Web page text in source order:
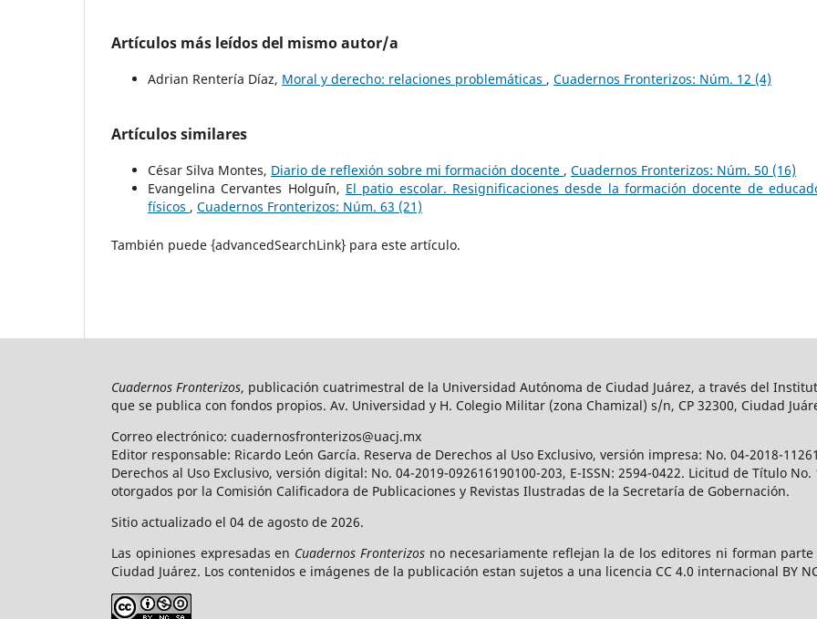
Artículos más leídos del mismo autor/a
Adrian Rentería Díaz, Moral y derecho: relaciones problemáticas , Cuadernos Fronterizos: Núm. 12 (4)
Artículos similares
César Silva Montes, Diario de reflexión sobre mi formación docente , Cuadernos Fronterizos: Núm. 50 (16)
Evangelina Cervantes Holgu´ín, El patio escolar. Resignificaciones desde la formación docente de
físicos , Cuadernos Fronterizos: Núm. 63 (21)
También puede {advancedSearchLink} para este artículo.
Cuadernos Fronterizos, publicación cuatrimestral de la Universidad Autónoma de Ciudad Juárez, a través del
que se publica con fondos propios. Av. Universidad y H. Colegio Militar (zona Chamizal) s/n, CP 32300, Ciudad
Correo electrónico: cuadernosfronterizos@uacj.mx
Editor responsable: Ricardo León García. Reserva de Derechos al Uso Exclusivo, versión impresa: No. 04-2018-
Derechos al Uso Exclusivo, versión digital: No. 04-2019-092616190100-203, E-ISSN: 2594-0422. Licitud de Título
otorgados por la Comisión Calificadora de Publicaciones y Revistas Ilustradas de la Secretaría de Gobernación.
Sitio actualizado el 04 de agosto de 2026.
Las opiniones expresadas en Cuadernos Fronterizos no necesariamente reflejan la de los editores ni forman
Ciudad Juárez. Los contenidos e imágenes de la publicación estan sujetos a una licencia CC 4.0 internacional BY